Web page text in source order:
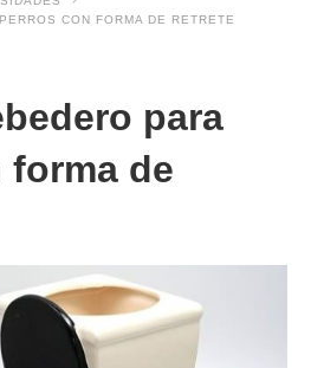
CON FORMA DE RETRETE
para
forma de